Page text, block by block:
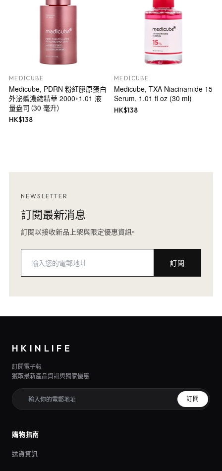
MEDICUBE
Medicube, PDRN 粉紅膠原蛋白
外泌體濃縮精華 2000，1.01 液
量盎司（30 毫升）
HK$138
MEDICUBE
Medicube, TXA Niacinamide 15
Serum, 1.01 fl oz (30 ml)
HK$138
NEWSLETTER
訂閱最新消息
訂閱以接收新品上架與限定優惠資訊。
訂閱
HKINLIFE
訂閱電子報
獲取最新產品資訊與獨家優惠
訂閱
購物指南
送貨資訊